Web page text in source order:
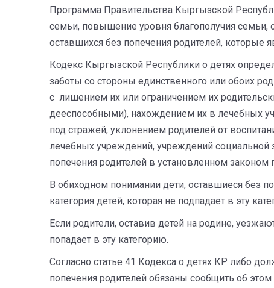
Программа Правительства Кыргызской
семьи, повышение уровня благополучия семьи,
оставшихся без попечения родителей, которые
Кодекс Кыргызской Республики о детях
заботы со стороны единственного или обоих
с лишением их или ограничением их
дееспособными), нахождением их в лечебных
под стражей, уклонением родителей от
лечебных учреждений, учреждений социальной
попечения родителей в установленном законом
В обиходном понимании дети, оставшиеся без
категория детей, которая не подпадает в эту
Если родители, оставив детей на родине,
попадает в эту категорию.
Согласно статье 41 Кодекса о детях КР либо
попечения родителей обязаны сообщить об